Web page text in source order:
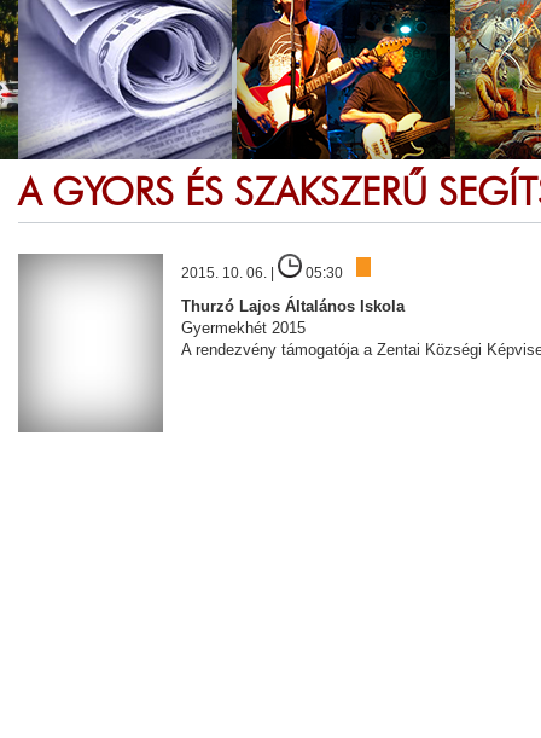
A GYORS ÉS SZAKSZERŰ
2015. 10. 06. | 05:30
Thurzó Lajos Általános Iskola
Gyermekhét 2015
A rendezvény támogatója a Zentai Községi